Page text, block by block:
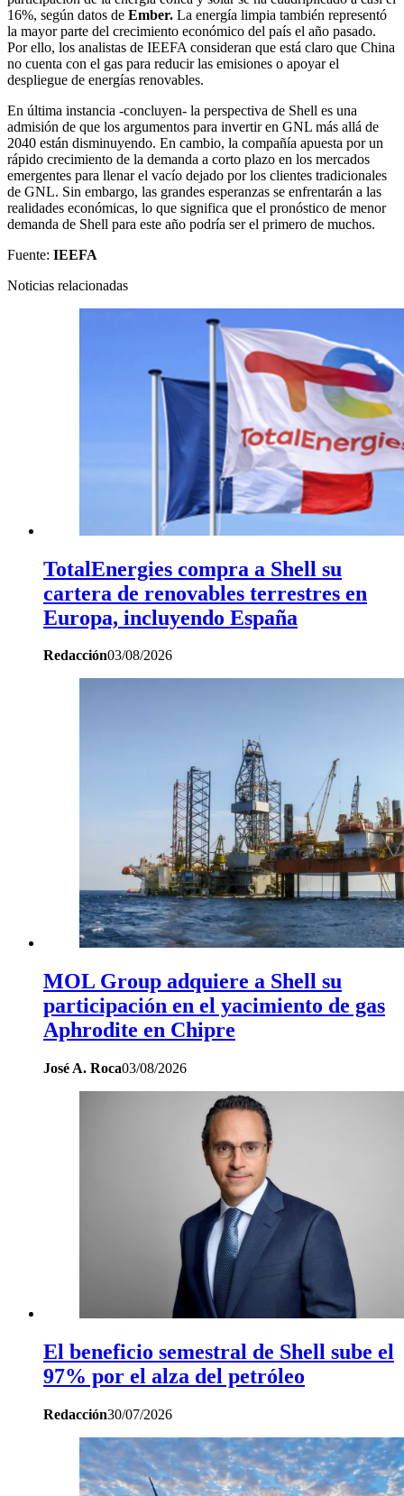
16%, según datos de Ember. La energía limpia también representó
la mayor parte del crecimiento económico del país el año pasado.
Por ello, los analistas de IEEFA consideran que está claro que China
no cuenta con el gas para reducir las emisiones o apoyar el
despliegue de energías renovables.
En última instancia -concluyen- la perspectiva de Shell es una
admisión de que los argumentos para invertir en GNL más allá de
2040 están disminuyendo. En cambio, la compañía apuesta por un
rápido crecimiento de la demanda a corto plazo en los mercados
emergentes para llenar el vacío dejado por los clientes tradicionales
de GNL. Sin embargo, las grandes esperanzas se enfrentarán a las
realidades económicas, lo que significa que el pronóstico de menor
demanda de Shell para este año podría ser el primero de muchos.
Fuente: IEEFA
Noticias relacionadas
TotalEnergies compra a Shell su
cartera de renovables terrestres en
Europa, incluyendo España
Redacción03/08/2026
MOL Group adquiere a Shell su
participación en el yacimiento de gas
Aphrodite en Chipre
José A. Roca03/08/2026
El beneficio semestral de Shell sube el
97% por el alza del petróleo
Redacción30/07/2026